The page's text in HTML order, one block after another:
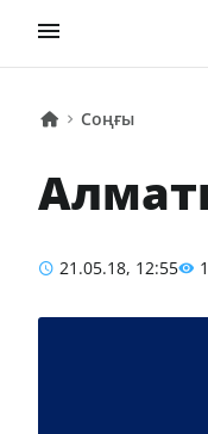
Соңғы
21.05.18, 12:55